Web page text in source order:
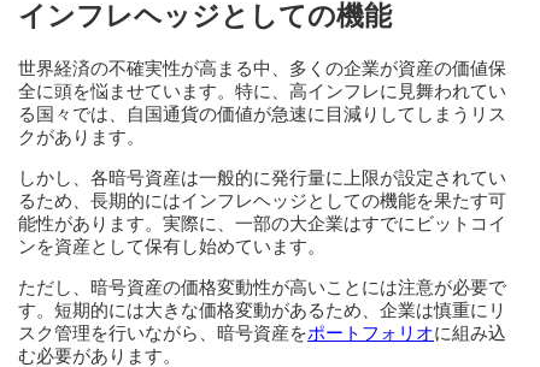
インフレヘッジとしての機能
世界経済の不確実性が高まる中、多くの企業が資産の価値保
全に頭を悩ませています。特に、高インフレに見舞われてい
る国々では、自国通貨の価値が急速に目減りしてしまうリス
クがあります。
しかし、各暗号資産は一般的に発行量に上限が設定されてい
るため、長期的にはインフレヘッジとしての機能を果たす可
能性があります。実際に、一部の大企業はすでにビットコイ
ンを資産として保有し始めています。
ただし、暗号資産の価格変動性が高いことには注意が必要で
す。短期的には大きな価格変動があるため、企業は慎重にリ
スク管理を行いながら、暗号資産をポートフォリオに組み込
む必要があります。